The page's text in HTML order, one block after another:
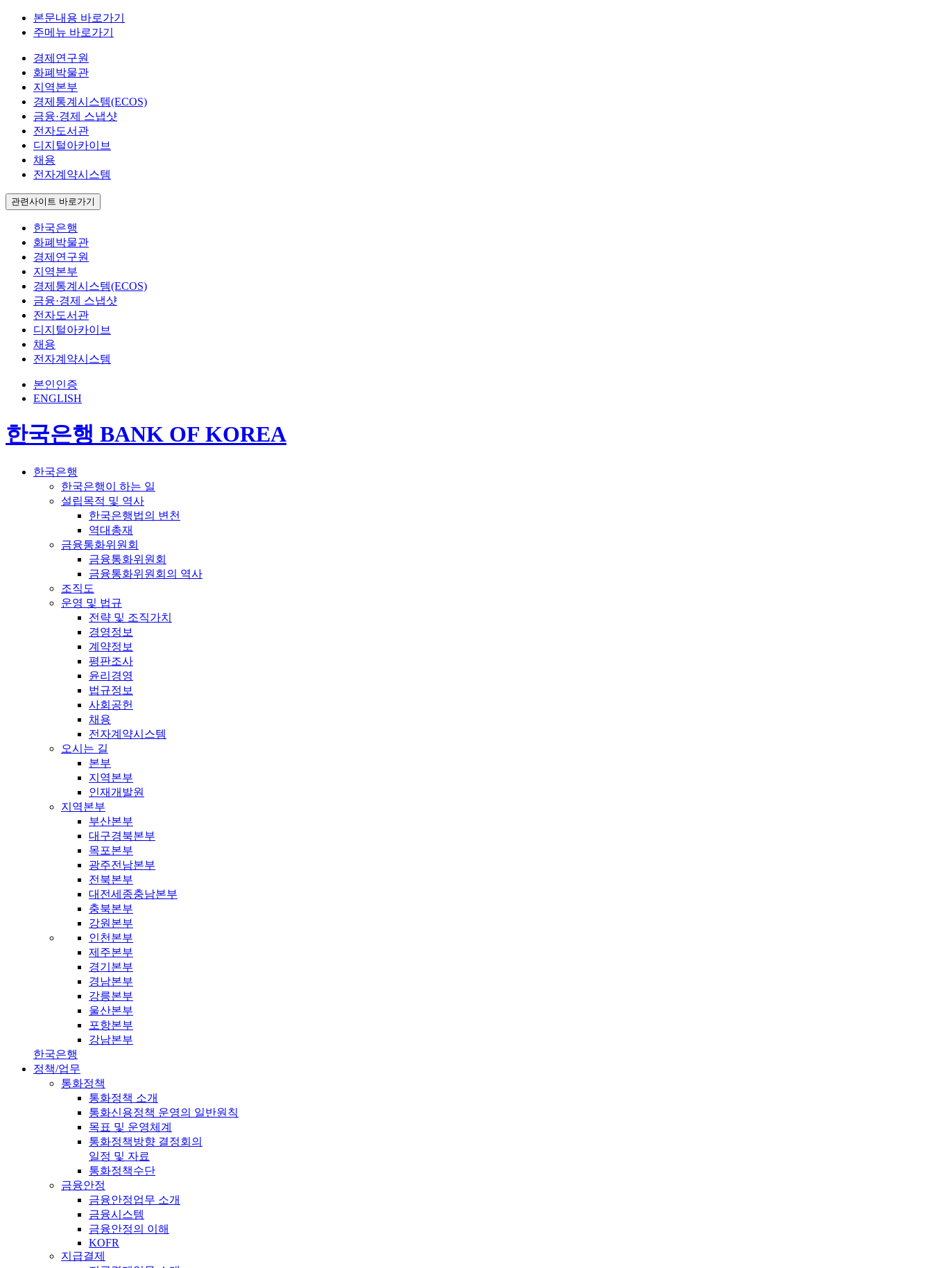
본문내용 바로가기
주메뉴 바로가기
경제연구원
화폐박물관
지역본부
경제통계시스템(ECOS)
금융·경제 스냅샷
전자도서관
디지털아카이브
채용
전자계약시스템
관련사이트 바로가기
한국은행
화폐박물관
경제연구원
지역본부
경제통계시스템(ECOS)
금융·경제 스냅샷
전자도서관
디지털아카이브
채용
전자계약시스템
본인인증
ENGLISH
한국은행 BANK OF KOREA
한국은행
한국은행이 하는 일
설립목적 및 역사
한국은행법의 변천
역대총재
금융통화위원회
금융통화위원회
금융통화위원회의 역사
조직도
운영 및 법규
전략 및 조직가치
경영정보
계약정보
평판조사
윤리경영
법규정보
사회공헌
채용
전자계약시스템
오시는 길
본부
지역본부
인재개발원
지역본부
부산본부
대구경북본부
목포본부
광주전남본부
전북본부
대전세종충남본부
충북본부
강원본부
인천본부
제주본부
경기본부
경남본부
강릉본부
울산본부
포항본부
강남본부
한국은행
정책/업무
통화정책
통화정책 소개
통화신용정책 운영의 일반원칙
목표 및 운영체계
통화정책방향 결정회의
일정 및 자료
통화정책수단
금융안정
금융안정업무 소개
금융시스템
금융안정의 이해
KOFR
지급결제